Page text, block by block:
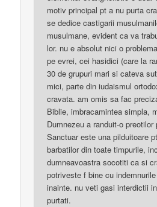
motiv principal pt a nu purta
se dedice castigarii
musulmane, evident ca va
lor. nu e absolut nici o
pe evrei, cei hasidici (care la
30 de grupuri mari si cateva
mici, parte din iudaismul
cravata. am omis sa fac
Biblie, imbracamintea simpla,
Dumnezeu a randuit-o
Sanctuar este una pilduitoare
barbatilor din toate timpurile,
dumneavoastra socotiti ca si
potriveste f bine cu
inainte. nu veti gasi interdictii
purtati.